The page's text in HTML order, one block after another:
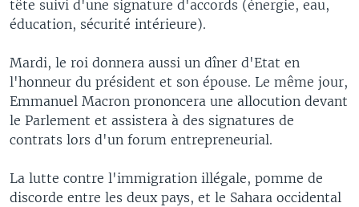
tête suivi d'une signature d'accords (énergie, eau,
éducation, sécurité intérieure).
Mardi, le roi donnera aussi un dîner d'Etat en
l'honneur du président et son épouse. Le même jour,
Emmanuel Macron prononcera une allocution devant
le Parlement et assistera à des signatures de
contrats lors d'un forum entrepreneurial.
La lutte contre l'immigration illégale, pomme de
discorde entre les deux pays, et le Sahara occidental